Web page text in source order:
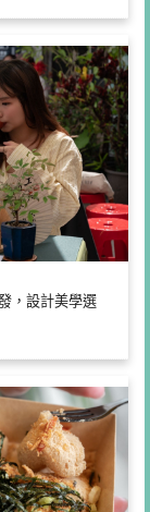
，設計美學選